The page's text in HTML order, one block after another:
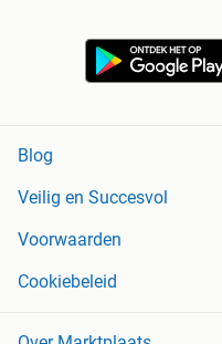
Blog
Veilig en Succesvol
Voorwaarden
Cookiebeleid